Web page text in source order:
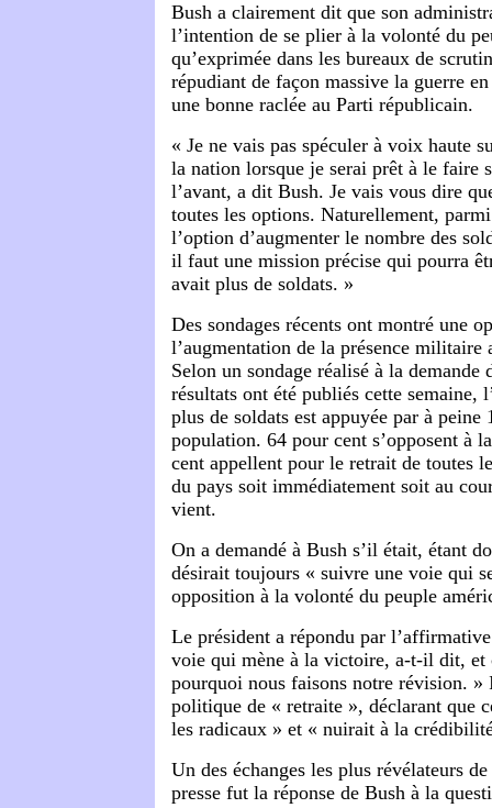
Bush a clairement dit que son
l’intention de se plier à la volonté du
qu’exprimée dans les bureaux de
répudiant de façon massive la guerre
une bonne raclée au Parti républicain.
« Je ne vais pas spéculer à voix haute
la nation lorsque je serai prêt à le faire
l’avant, a dit Bush. Je vais vous dire
toutes les options. Naturellement,
l’option d’augmenter le nombre des
il faut une mission précise qui pourra
avait plus de soldats. »
Des sondages récents ont montré une
l’augmentation de la présence militaire
Selon un sondage réalisé à la demande
résultats ont été publiés cette semaine,
plus de soldats est appuyée par à peine
population. 64 pour cent s’opposent à
cent appellent pour le retrait de toutes
du pays soit immédiatement soit au
vient.
On a demandé à Bush s’il était, étant
désirait toujours « suivre une voie qui
opposition à la volonté du peuple
Le président a répondu par
voie qui mène à la victoire, a-t-il dit, et
pourquoi nous faisons notre révision. »
politique de « retraite », déclarant que
les radicaux » et « nuirait à la
Un des échanges les plus révélateurs
presse fut la réponse de Bush à la